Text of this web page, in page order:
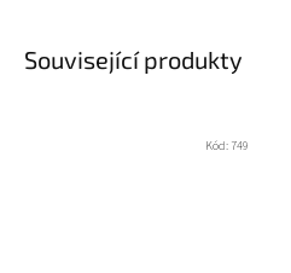
Související produkty
Kód: 749